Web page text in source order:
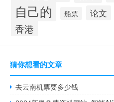
自己的 船票 论文
香港
猜你想看的文章
去云南机票要多少钱